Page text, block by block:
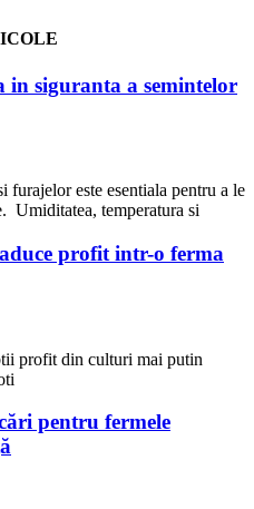
in siguranta a semintelor
furajelor este esentiala pentru a le
Umiditatea, temperatura si
profit intr-o ferma
profit din culturi mai putin
pentru fermele